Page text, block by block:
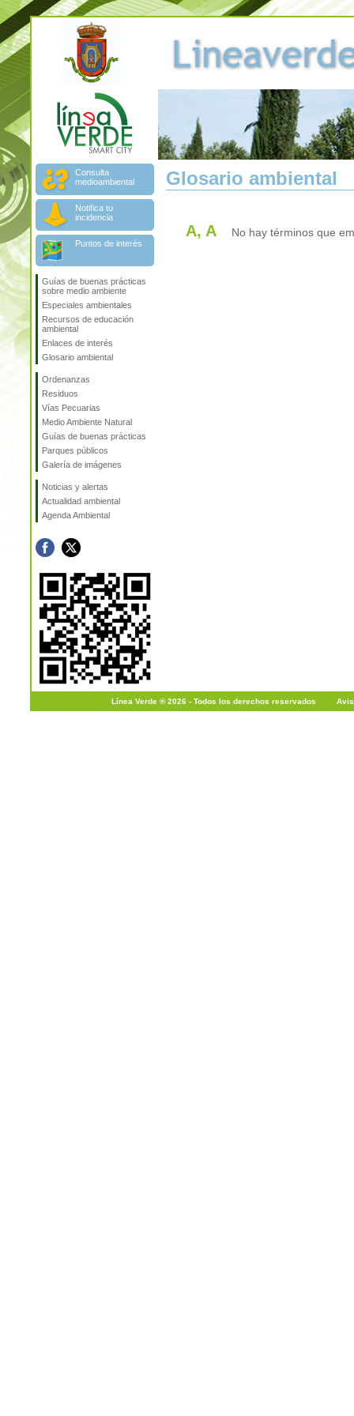
Consulta
medioambiental
Notifica tu
incidencia
Puntos de interés
Guías de buenas prácticas
sobre medio ambiente
Especiales ambientales
Recursos de educación
ambiental
Enlaces de interés
Glosario ambiental
Ordenanzas
Residuos
Vías Pecuarias
Medio Ambiente Natural
Guías de buenas prácticas
Parques públicos
Galería de imágenes
Noticias y alertas
Actualidad ambiental
Agenda Ambiental
Glosario ambiental
A, A No hay términos que
Línea Verde ® 2026 - Todos los derechos reservados